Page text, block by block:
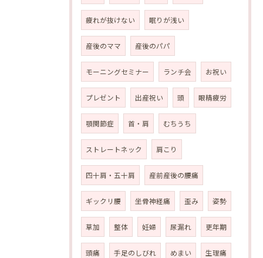
疲れが抜けない 眠りが浅い
産後のママ 産後のパパ
モーニングセミナー ランチ会 お祝い
プレゼント 出産祝い 頭 眼精疲労
顎関節症 首・肩 むちうち
ストレートネック 肩こり
四十肩・五十肩 産前産後の腰痛
ギックリ腰 坐骨神経痛 歪み 姿勢
草加 整体 妊婦 尿漏れ 更年期
頭痛 手足のしびれ めまい 生理痛